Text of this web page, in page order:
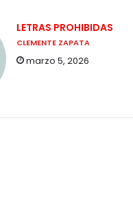
LETRAS PROHIBIDAS
CLEMENTE ZAPATA
marzo 5, 2026